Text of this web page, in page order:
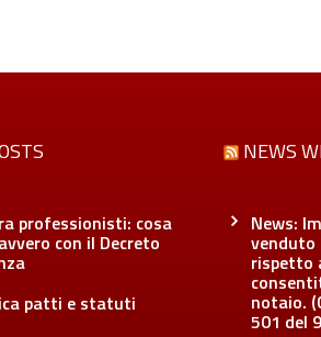
professionisti: cosa
con il Decreto
patti e statuti
NEWS
News:
venduto
rispetto
notaio.
501 del